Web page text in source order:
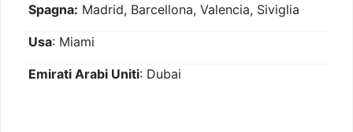
Spagna: Madrid, Barcellona, Valencia, Siviglia
Usa: Miami
Emirati Arabi Uniti: Dubai